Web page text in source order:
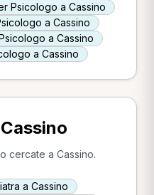
Psicologo a Cassino
a Cassino
a Cassino
a Cassino
cercate a Cassino.
a Cassino